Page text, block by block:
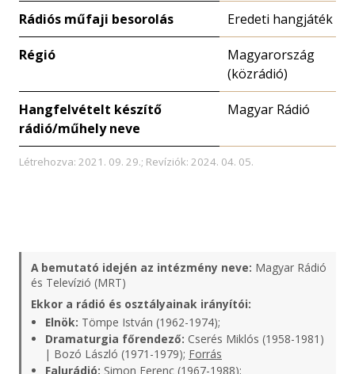
Rádiós műfaji besorolás Eredeti hangjáték
Régió
Magyarország
(közrádió)
Hangfelvételt készítő
rádió/műhely neve
Magyar Rádió
Létrehozva: 2021. 09. 29.; Revíziók: 2024. 04. 05.
A bemutató idején az intézmény neve: Magyar Rádió
és Televízió (MRT)
Ekkor a rádió és osztályainak irányítói:
Elnök: Tömpe István (1962-1974);
Dramaturgia főrendező: Cserés Miklós (1958-1981)
| Bozó László (1971-1979); Forrás
Falurádió: Simon Ferenc (1967-1988);